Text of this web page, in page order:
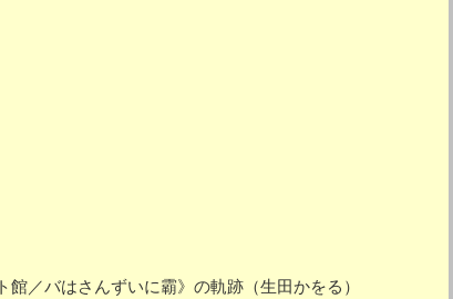
／バはさんずいに霸》の軌跡（生田かをる）